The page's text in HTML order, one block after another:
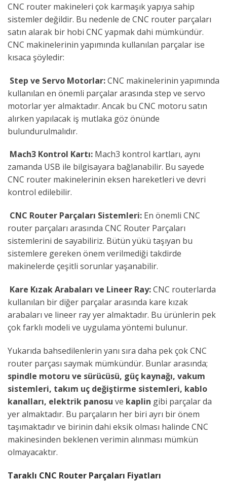
CNC router makineleri çok karmaşık yapıya sahip
sistemler değildir. Bu nedenle de CNC router parçaları
satın alarak bir hobi CNC yapmak dahi mümkündür.
CNC makinelerinin yapımında kullanılan parçalar ise
kısaca şöyledir:
Step ve Servo Motorlar:CNC makinelerinin yapımında
kullanılan en önemli parçalar arasında step ve servo
motorlar yer almaktadır. Ancak bu CNC motoru satın
alırken yapılacak iş mutlaka göz önünde
bulundurulmalıdır.
Mach3 Kontrol Kartı: Mach3 kontrol kartları, aynı
zamanda USB ile bilgisayara bağlanabilir. Bu sayede
CNC router makinelerinin eksen hareketleri ve devri
kontrol edilebilir.
CNC Router Parçaları Sistemleri: En önemli CNC
router parçaları arasında CNC Router Parçaları
sistemlerini de sayabiliriz. Bütün yükü taşıyan bu
sistemlere gereken önem verilmediği takdirde
makinelerde çeşitli sorunlar yaşanabilir.
Kare Kızak Arabaları ve Lineer Ray:CNC routerlarda
kullanılan bir diğer parçalar arasında kare kızak
arabaları ve lineer ray yer almaktadır. Bu ürünlerin pek
çok farklı modeli ve uygulama yöntemi bulunur.
Yukarıda bahsedilenlerin yanı sıra daha pek çok CNC
router parçası saymak mümkündür. Bunlar arasında;
spindle motoru ve sürücüsü, güç kaynağı, vakum
sistemleri, takım uç değiştirme sistemleri, kablo
kanalları, elektrik panosu ve kaplin gibi parçalar da
yer almaktadır. Bu parçaların her biri ayrı bir önem
taşımaktadır ve birinin dahi eksik olması halinde CNC
makinesinden beklenen verimin alınması mümkün
olmayacaktır.
Taraklı CNC Router Parçaları Fiyatları